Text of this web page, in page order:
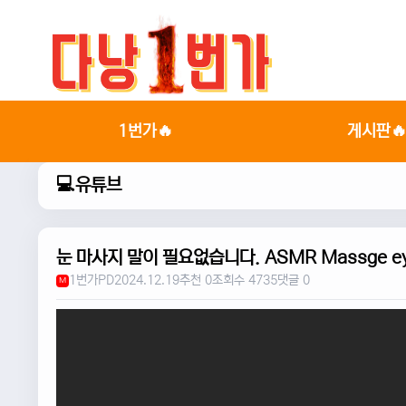
1번가🔥 게시판🔥
💻유튜브
눈 마사지 말이 필요없습니다. ASMR
M 1번가PD2024.12.19추천 0조회수 4735댓글 0